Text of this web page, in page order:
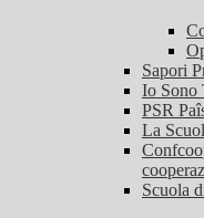
Sapori
Io Sono
PSR
La
Scuola